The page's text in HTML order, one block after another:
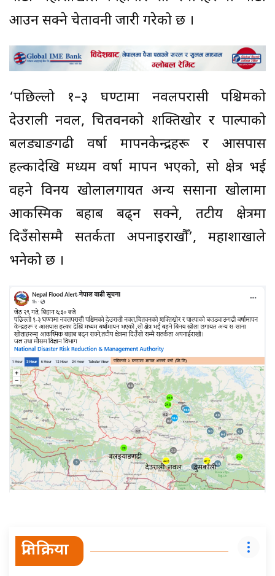
आउन सक्ने चेतावनी जारी गरेको छ ।
‘पछिल्लो १–३ घण्टामा नवलपरासी पश्चिमको
देउराली नवल, चितवनको शक्तिखोर र पाल्पाको
बलड्याङगढी वर्षा मापनकेन्द्रहरू र आसपास
हल्कादेखि मध्यम वर्षा मापन भएको, सो क्षेत्र भई
वहने विनय खोलालगायत अन्य ससाना खोलामा
आकस्मिक बहाब बढ्न सक्ने, तटीय क्षेत्रमा
दिउँसोसम्मै सतर्कता अपनाइराखौँ’, महाशाखाले
भनेको छ ।
प्रतिक्रिया